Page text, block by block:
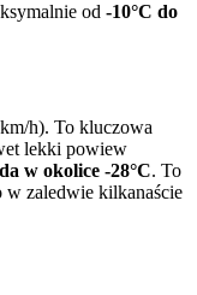
od -10°C do
h). To kluczowa
lekki powiew
w okolice -28°C. To
zaledwie kilkanaście